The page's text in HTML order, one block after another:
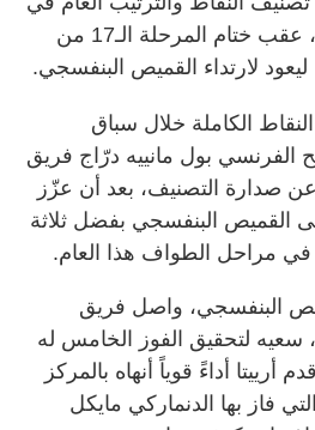
طواف جيرو دي إيطاليا، عقب ختام المرحلة الـ17 من
لارتداء القميص البنفسجي.
الكاملة خلال سباق
الفرنسي بول مانييه درّاج فريق
صدارة التصنيف، بعد أن عزّز
القميص البنفسجي بفضل ثلاثة
في مراحل الطواف هذا العام.
البنفسجي، واصل فريق
سعيه لتحقيق الفوز الخامس له
أداءً قوياً أنهاه بالمركز
فاز بها الدنماركي مايكل